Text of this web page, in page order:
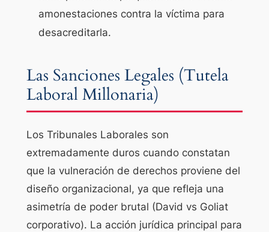
amonestaciones contra la víctima para
desacreditarla.
Las Sanciones Legales (Tutela
Laboral Millonaria)
Los Tribunales Laborales son
extremadamente duros cuando constatan
que la vulneración de derechos proviene del
diseño organizacional, ya que refleja una
asimetría de poder brutal (David vs Goliat
corporativo). La acción jurídica principal para